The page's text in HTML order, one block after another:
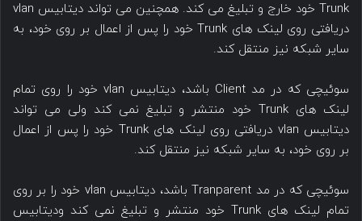
Trunk خود خارج و تبلیغ می کند. همچنین می تواند دیتابیس vlan
دریافتی روی لینک های Trunk خود را پس از اعمال بر روی خود، به
سایر شبکه نیز منتقل کند.
سوئیچی که در مد Client باشد، دیتابیس vlan خود را روی تمام
لینک های Trunk خود منتشر و تبلیغ نمی کند ولی می تواند
دیتابیس vlan دریافتی روی لینک های Trunk خود را پس از اعمال
بر روی خود، به سایر شبکه نیز منتقل کند.
سوئیچی که در مد Tranparent باشد، دیتابیس vlan خود را بر روی
تمام لینک های Trunk خود منتشر و تبلیغ نمی کند ودیتابیس